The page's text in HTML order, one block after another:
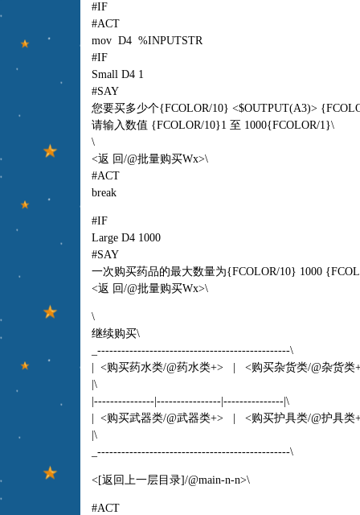
#IF
#ACT
mov D4 %INPUTSTR
#IF
Small D4 1
#SAY
您要买多少个{FCOLOR/10} <$OUTPUT(A3)>
请输入数值 {FCOLOR/10}1 至 1000{FCOLOR/1}\
\
<返 回/@批量购买Wx>\
#ACT
break
#IF
Large D4 1000
#SAY
一次购买药品的最大数量为{FCOLOR/10} 1000
<返 回/@批量购买Wx>\
\
继续购买\
_------------------------------------------------\
| <购买药水类/@药水类+> | <购买杂货类/@杂货
|\
|---------------|----------------|---------------|\
| <购买武器类/@武器类+> | <购买护具类/@护具
|\
_------------------------------------------------\
<[返回上一层目录]/@main-n-n>\
#ACT